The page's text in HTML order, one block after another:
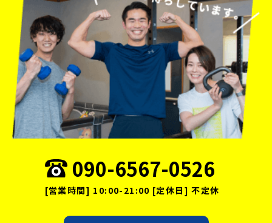
090-6567-0526
[営業時間] 10:00-21:00 [定休日] 不定休